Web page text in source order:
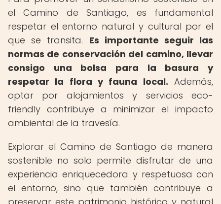
el Camino de Santiago, es fundamental
respetar el entorno natural y cultural por el
que se transita. Es importante seguir las
normas de conservación del camino, llevar
consigo una bolsa para la basura y
respetar la flora y fauna local. Además,
optar por alojamientos y servicios eco-
friendly contribuye a minimizar el impacto
ambiental de la travesía.
Explorar el Camino de Santiago de manera
sostenible no solo permite disfrutar de una
experiencia enriquecedora y respetuosa con
el entorno, sino que también contribuye a